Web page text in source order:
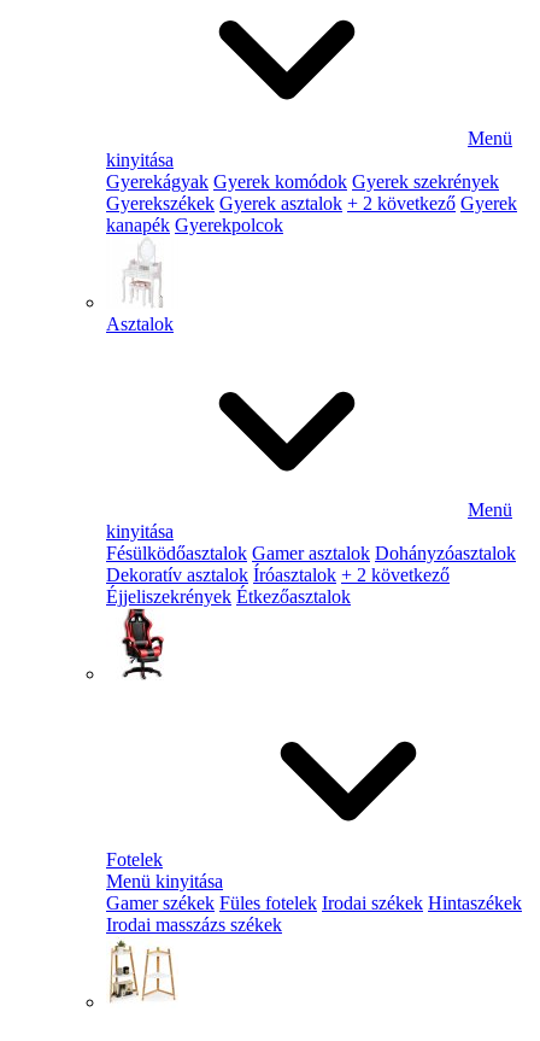
Menü
kinyitása
Gyerekágyak Gyerek komódok Gyerek szekrények
Gyerekszékek Gyerek asztalok + 2 következő Gyerek
kanapék Gyerekpolcok
Asztalok
Menü
kinyitása
Fésülködőasztalok Gamer asztalok Dohányzóasztalok
Dekoratív asztalok Íróasztalok + 2 következő
Éjjeliszekrények Étkezőasztalok
Fotelek
Menü kinyitása
Gamer székek Füles fotelek Irodai székek Hintaszékek
Irodai masszázs székek